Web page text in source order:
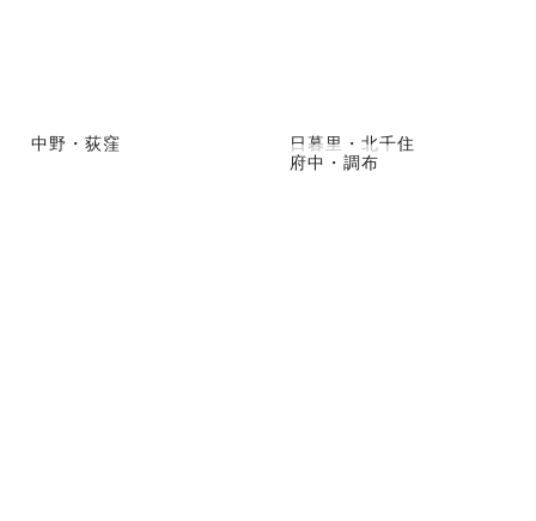
中野・荻窪
日暮里・北千住
府中・調布